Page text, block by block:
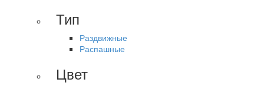
Тип
Раздвижные
Распашные
Цвет